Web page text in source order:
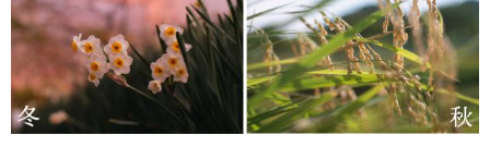
検索キーワード 暮らしの便利帳
コミュニティ・協働
人権・男女共同参画
しごと
入札・契約情報
知る
観る・遊ぶ
町政情報
とじる